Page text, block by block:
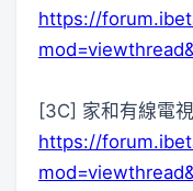
https://
[3C] 家和有線電
https://